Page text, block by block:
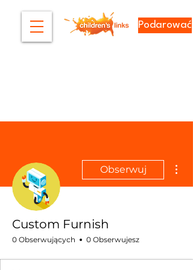
Podarować
Obserwuj
Custom Furnish
0 Obserwujących 0 Obserwujesz